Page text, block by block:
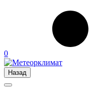
0
Назад